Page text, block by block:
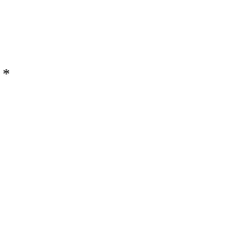
*